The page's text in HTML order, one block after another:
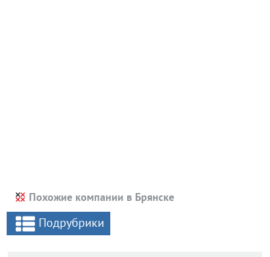
Похожие компании в Брянске
Подрубрики